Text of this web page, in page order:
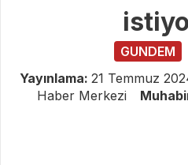
GUNDEM
Yayınlama: 21 Temmuz
Haber Merkezi